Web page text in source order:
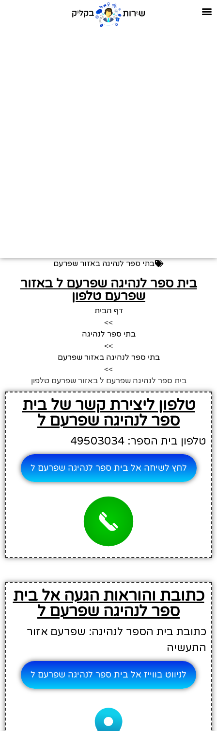
בתי ספר לנהיגה באזור שפרעם
בית ספר לנהיגה שפרעם ל באזור
שפרעם טלפון
דף הבית
>>
בתי ספר לנהיגה
>>
בתי ספר לנהיגה באזור שפרעם
>>
בית ספר לנהיגה שפרעם ל באזור שפרעם טלפון
טלפון ליצירת קשר של בית
ספר לנהיגה שפרעם ל
טלפון בית הספר: 49503034
לחץ לשיחה אל בית ספר לנהיגה שפרעם ל
כתובת והוראות הגעה אל בית
ספר לנהיגה שפרעם ל
כתובת בית הספר לנהיגה: שפרעם אזור
התעשיה
לניווט בווייז אל בית ספר לנהיגה שפרעם ל